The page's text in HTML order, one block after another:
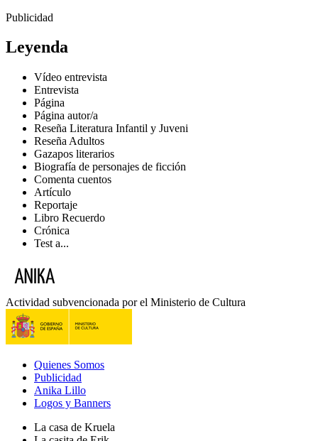
Publicidad
Leyenda
Vídeo entrevista
Entrevista
Página
Página autor/a
Reseña Literatura Infantil y Juveni
Reseña Adultos
Gazapos literarios
Biografía de personajes de ficción
Comenta cuentos
Artículo
Reportaje
Libro Recuerdo
Crónica
Test a...
Actividad subvencionada por el Ministerio de Cultura
Quienes Somos
Publicidad
Anika Lillo
Logos y Banners
La casa de Kruela